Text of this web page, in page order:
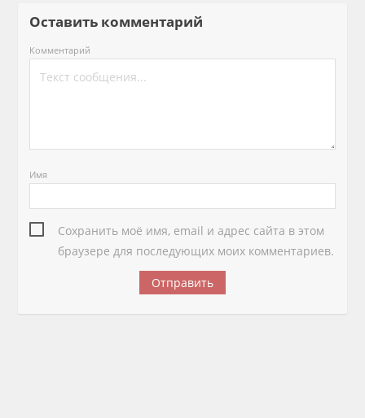
Оставить комментарий
Комментарий
Имя
Сохранить моё имя, email и адрес сайта в этом
браузере для последующих моих комментариев.